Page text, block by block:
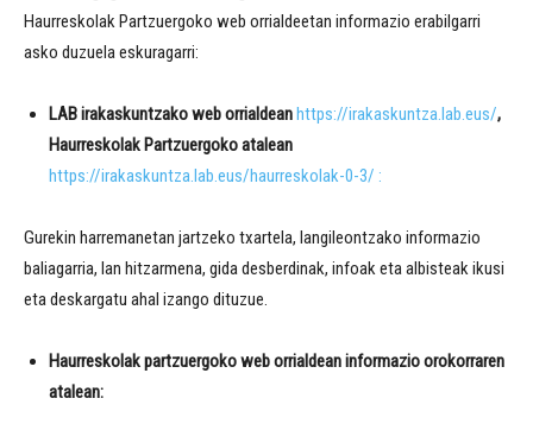
Haurreskolak Partzuergoko web orrialdeetan informazio erabilgarri
asko duzuela eskuragarri:
LAB irakaskuntzako web orrialdeanhttps://irakaskuntza.lab.eus/,
Haurreskolak Partzuergoko atalean
https://irakaskuntza.lab.eus/haurreskolak-0-3/ :
Gurekin harremanetan jartzeko txartela, langileontzako informazio
baliagarria, lan hitzarmena, gida desberdinak, infoak eta albisteak ikusi
eta deskargatu ahal izango dituzue.
Haurreskolak partzuergoko web orrialdeaninformazio orokorraren
atalean: